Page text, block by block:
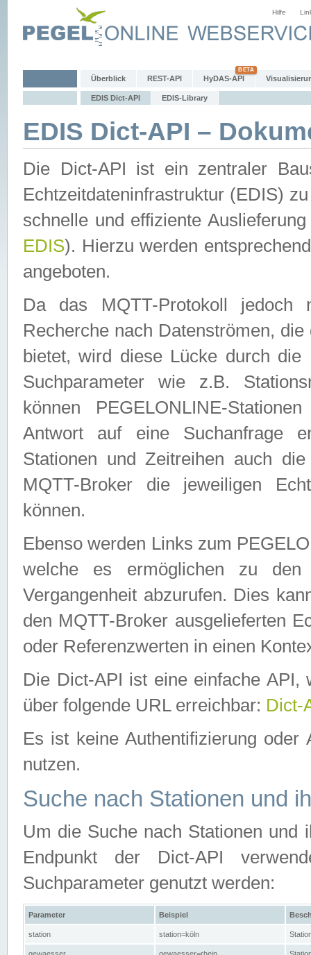
Hilfe
Überblick REST-API HyDAS-API
EDIS Dict-API EDIS-Library
EDIS Dict-API –
Die Dict-API ist ein zentraler
Echtzeitdateninfrastruktur (EDIS)
schnelle und effiziente
EDIS). Hierzu werden
angeboten.
Da das MQTT-Protokoll jedoch
Recherche nach Datenströmen,
bietet, wird diese Lücke durch die
Suchparameter wie z.B.
können PEGELONLINE-
Antwort auf eine Suchanfrage
Stationen und Zeitreihen auch
MQTT-Broker die jeweiligen
können.
Ebenso werden Links zum
welche es ermöglichen zu den
Vergangenheit abzurufen. Dies
den MQTT-Broker ausgelieferten
oder Referenzwerten in einen
Die Dict-API ist eine einfache API,
über folgende URL erreichbar: Dict-
Es ist keine Authentifizierung
nutzen.
Suche nach Stationen und
Um die Suche nach Stationen und
Endpunkt der Dict-API
Suchparameter genutzt werden:
Parameter Beispiel
station station=köln